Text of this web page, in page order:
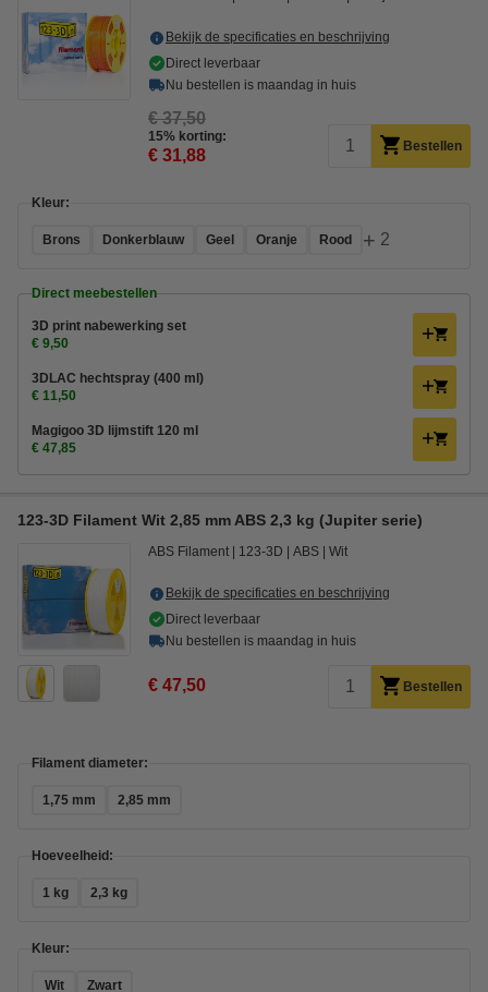
Bekijk de specificaties en beschrijving
Direct leverbaar
Nu bestellen is maandag in huis
€ 37,50
15% korting:
€ 31,88 Bestellen
Kleur:
Brons Donkerblauw Geel Oranje Rood + 2
Direct meebestellen
3D print nabewerking set
€ 9,50
3DLAC hechtspray (400 ml)
€ 11,50
Magigoo 3D lijmstift 120 ml
€ 47,85
123-3D Filament Wit 2,85 mm ABS 2,3 kg (Jupiter serie)
ABS Filament 123-3D ABS Wit
Bekijk de specificaties en beschrijving
Direct leverbaar
Nu bestellen is maandag in huis
€ 47,50 Bestellen
Filament diameter:
1,75 mm 2,85 mm
Hoeveelheid:
1 kg 2,3 kg
Kleur:
Wit Zwart